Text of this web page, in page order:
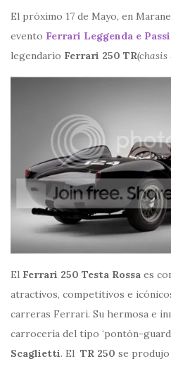
El próximo 17 de Mayo, en
evento Ferrari Leggenda e
legendario Ferrari 250 TR(chasis
El Ferrari 250 Testa Rossa es
atractivos, competitivos e
carreras Ferrari. Su hermosa e
carrocería del tipo ‘pontón-
Scaglietti. El TR 250 se produjo